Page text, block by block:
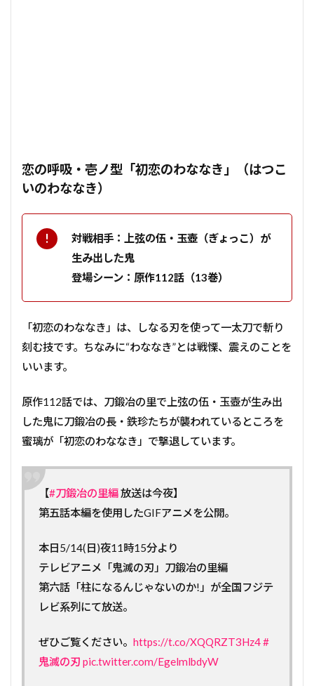
恋の呼吸・壱ノ型「初恋のわななき」（はつこ
いのわななき）
対戦相手：上弦の伍・玉壺（ぎょっこ）が
生み出した鬼
登場シーン：原作112話（13巻）
「初恋のわななき」は、しなる刃を使って一太刀で斬り
刻む技です。ちなみに“わななき”とは戦慄、震えのことを
いいます。
原作112話では、刀鍛冶の里で上弦の伍・玉壺が生み出
した鬼に刀鍛冶の長・鉄珍たちが襲われているところを
蜜璃が「初恋のわななき」で撃退しています。
【#刀鍛冶の里編放送は今夜】
第五話本編を使用したGIFアニメを公開。
本日5/14(日)夜11時15分より
テレビアニメ「鬼滅の刃」刀鍛冶の里編
第六話「柱になるんじゃないのか!」が全国フジテ
レビ系列にて放送。
ぜひご覧ください。 https://t.co/XQQRZT3Hz4#
鬼滅の刃 pic.twitter.com/EgelmlbdyW